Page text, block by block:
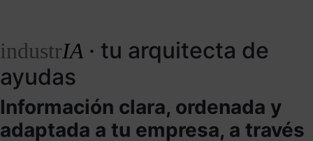
industrIA · tu arquitecta de
ayudas
Información clara, ordenada y
adaptada a tu empresa, a través